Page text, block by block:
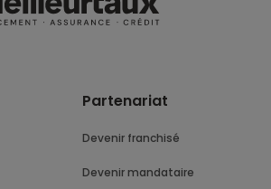
Partenariat
Devenir franchisé
Devenir mandataire